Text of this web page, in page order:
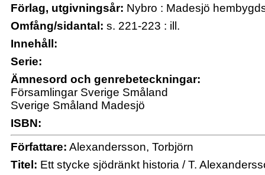
Förlag, utgivningsår: Nybro : Madesjö
Omfång/sidantal: s. 221-223 : ill.
Innehåll:
Serie:
Ämnesord och genrebeteckningar:
Församlingar Sverige Småland
Sverige Småland Madesjö
ISBN:
Författare: Alexandersson, Torbjörn
Titel: Ett stycke sjödränkt historia / T.